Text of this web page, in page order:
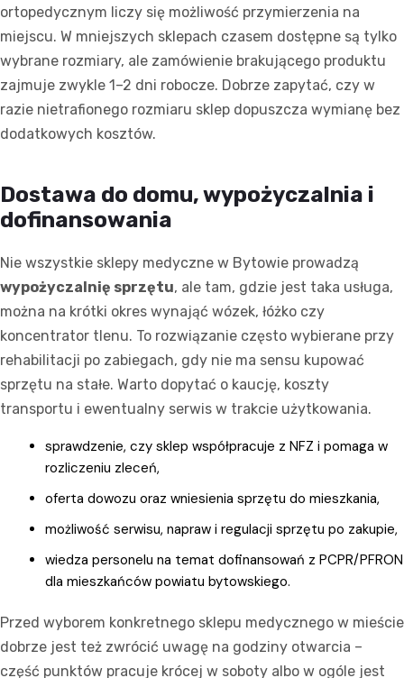
ortopedycznym liczy się możliwość przymierzenia na
miejscu. W mniejszych sklepach czasem dostępne są tylko
wybrane rozmiary, ale zamówienie brakującego produktu
zajmuje zwykle 1–2 dni robocze. Dobrze zapytać, czy w
razie nietrafionego rozmiaru sklep dopuszcza wymianę bez
dodatkowych kosztów.
Dostawa do domu, wypożyczalnia i
dofinansowania
Nie wszystkie sklepy medyczne w Bytowie prowadzą
wypożyczalnię sprzętu, ale tam, gdzie jest taka usługa,
można na krótki okres wynająć wózek, łóżko czy
koncentrator tlenu. To rozwiązanie często wybierane przy
rehabilitacji po zabiegach, gdy nie ma sensu kupować
sprzętu na stałe. Warto dopytać o kaucję, koszty
transportu i ewentualny serwis w trakcie użytkowania.
sprawdzenie, czy sklep współpracuje z NFZ i pomaga w
rozliczeniu zleceń,
oferta dowozu oraz wniesienia sprzętu do mieszkania,
możliwość serwisu, napraw i regulacji sprzętu po zakupie,
wiedza personelu na temat dofinansowań z PCPR/PFRON
dla mieszkańców powiatu bytowskiego.
Przed wyborem konkretnego sklepu medycznego w mieście
dobrze jest też zwrócić uwagę na godziny otwarcia –
część punktów pracuje krócej w soboty albo w ogóle jest